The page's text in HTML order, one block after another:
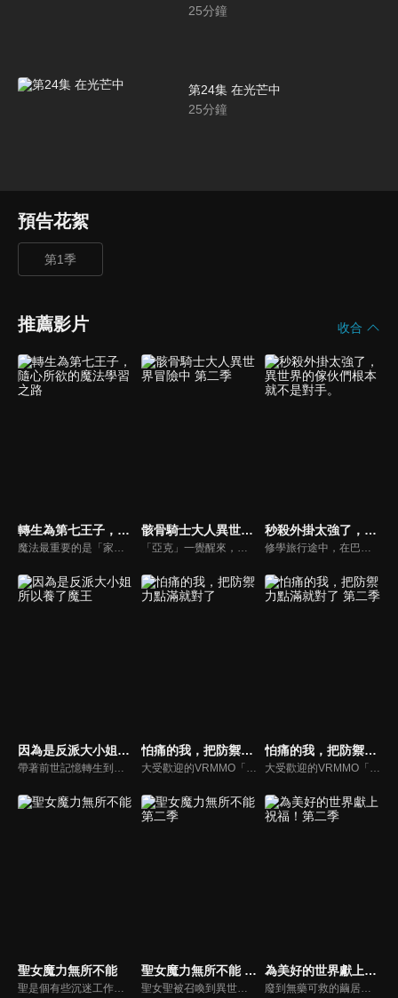
25分鐘
第24集 在光芒中
25分鐘
預告花絮
第1季
推薦影片 收合
轉生為第七王子，隨心所欲的魔法學習之路
魔法最重要的是「家世」、「才能」、「努力」……。有一位熱愛魔法，卻缺乏血統和才能，最後死於非命的「凡人」魔法師。臨死前期望「想要鑽研學習更多魔法」的這個男人在轉生後，成為了擁有強大魔法血統的沙魯姆王國第七王子・洛伊德。
骸骨騎士大人異世界冒險中 第二季
「亞克」一覺醒來，發現自己竟然以 MMORPG 中使用的遊戲角色姿態，被扔到了異世界。 而那個姿態正是外表身穿鎧甲，裡頭卻全是骨骸的「骸骨騎士」。 ──要是真面目曝光，自己可能會被誤認為是怪獸而成為討伐對象！？ 亞克因此下定決心，要當一個傭兵低調度日。 然而，他絕非那種能對眼前的惡行坐視不管的男人！ 亞克與在旅途中相遇的精靈戰士艾莉安、獸人族忍者千代女， 以及精靈獸碰太一起，今天也將繼續他們的旅程。 憑藉一刀兩斷斬盡邪惡、痛快且爽快的戰鬥表現而大獲好評的人氣電視動畫， 已確定製作眾所期待的續作！ 骸骨騎士大人那種無自覺的「懲惡揚善」異世界奇幻故事， 在此再次登場！！
秒殺外掛太強了，異世界的傢伙們根本就不是對手。
修學旅行途中，在巴士上睡著了的高遠夜霧，被同班同學壇之浦知千佳叫醒了，乘坐的巴士被龍襲擊了。這裡居然是異世界！在莫名其妙的情況下突然陷入危機。但是夜霧擁有著這個世界基準所無法計量的「秒殺能力」！讓全部的敵人瞬間死亡！最強主角橫空出世！
因為是反派大小姐所以養了魔王
帶著前世記憶轉生到女性向遊戲成為反派千金愛琳，發現在前面等待著她的竟是毀滅結局？！為了避免走向最壞的結果，愛琳決定攻略最終魔王克洛德，藉由與他成為戀人逆轉結局！
怕痛的我，把防禦力點滿就對了
大受歡迎的VRMMO「NewWorld Online」出現了超強新人？能讓所有攻擊失效，以致死毒的技能徹底蹂躪怪物和玩家！那不尋常的戰鬥英姿，被稱之為「移動要塞」或「最終魔王」。而那位玩家的真面目，居然是一名菜鳥美少女！缺乏遊戲常識的梅普露，把防禦力的屬性點滿，為這毫髮無傷的大冒險，正式拉開序幕！
怕痛的我，把防禦力點滿就對了 第二季
大受歡迎的VRMMO「NewWorld Online」出現了超強新人？能讓所有攻擊失效，以致死毒的技能徹底蹂躪怪物和玩家！那不尋常的戰鬥英姿，被稱之為「移動要塞」或「最終魔王」。而那位玩家的真面目，居然是一名菜鳥美少女！缺乏遊戲常識的梅普露，把防禦力的屬性點滿，為這毫髮無傷的大冒險，正式拉開序幕！
聖女魔力無所不能
聖是個有些沉迷工作的二十幾歲上班族，這天晚上她加班回家，突然被一陣光包圍，結果以「聖女」的身分，被召喚到異世界。而且被召喚的居然有兩個人!?聖活用自己原本就喜歡植物這點，進入藥用植物研究所，以普通人的身分開始工作。她受到約翰所長和裘德前輩的幫助，慢慢學習製作藥水和使用魔力。但她做出來的東西，效果都比別人多出五成，原來她在不知不覺間，發揮了「聖女」的能力。
聖女魔力無所不能 第二季
聖女聖被召喚到異世界的奇幻冒險。聖女聖以她對植物的熱愛，進入藥用植物研究所，並以普通人的身分學習製作藥水和使用魔力。然而，她所製作的藥水卻比其他人的效果多出五成，原來她不知不覺中發揮了「聖女」的能力。當她的藥水救了瀕死的騎士團長艾爾伯特時，故事更加展開。
為美好的世界獻上祝福！第二季
廢到無藥可救的繭居族佐藤和真，轉生到了跟RPG遊戲畫面一模一樣的異世界，與作為特別附贈品一起同行、智商和運氣都差到教人傻眼地步的女神 阿克婭，姑且組成了一支（看起來）人模人樣的隊伍，引發接二連三的問題！